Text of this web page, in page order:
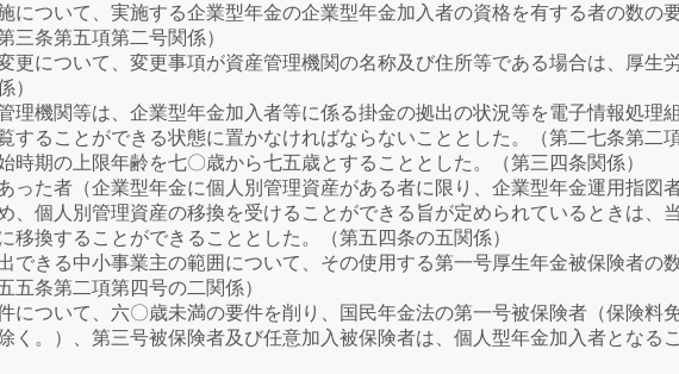
ついて、実施する企業型年金の企業型年金加入者の資格を有する者の数の
三条第五項第二号関係）
について、変更事項が資産管理機関の名称及び住所等である場合は、厚生
）
機関等は、企業型年金加入者等に係る掛金の拠出の状況等を電子情報処理
することができる状態に置かなければならないこととした。（第二七条第二項
期の上限年齢を七〇歳から七五歳とすることとした。（第三四条関係）
た者（企業型年金に個人別管理資産がある者に限り、企業型年金運用指図
、個人別管理資産の移換を受けることができる旨が定められているときは、
移換することができることとした。（第五四条の五関係）
きる中小事業主の範囲について、その使用する第一号厚生年金被保険者の
五条第二項第四号の二関係）
ついて、六〇歳未満の要件を削り、国民年金法の第一号被保険者（保険料
く。）、第三号被保険者及び任意加入被保険者は、個人型年金加入者となる